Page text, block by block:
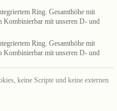
Ring. Gesamthöhe mit
Kombinierbar mit unseren D- und
Ring. Gesamthöhe mit
Kombinierbar mit unseren D- und
keine Scripte und keine externen